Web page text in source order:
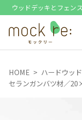
ウッドデッキとフェン
HOME ハードウッド
セランガンバツ材／